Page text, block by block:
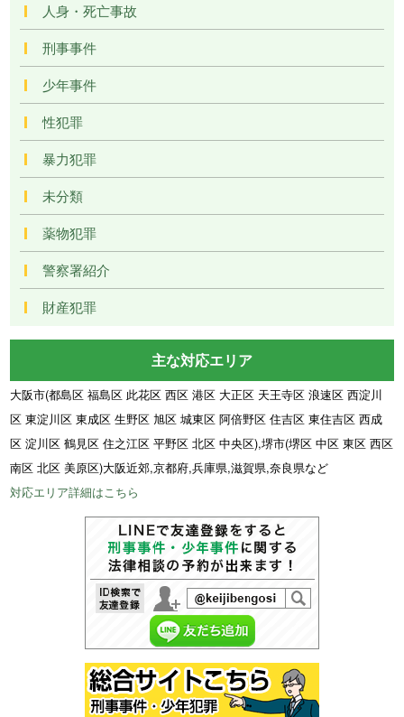
人身・死亡事故
刑事事件
少年事件
性犯罪
暴力犯罪
未分類
薬物犯罪
警察署紹介
財産犯罪
主な対応エリア
大阪市(都島区 福島区 此花区 西区 港区 大正区 天王寺区 浪速区 西淀川
区 東淀川区 東成区 生野区 旭区 城東区 阿倍野区 住吉区 東住吉区 西成
区 淀川区 鶴見区 住之江区 平野区 北区 中央区),堺市(堺区 中区 東区 西区
南区 北区 美原区)大阪近郊,京都府,兵庫県,滋賀県,奈良県など
対応エリア詳細はこちら